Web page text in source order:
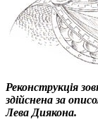
Реконструкція
здійснена за
Лева Диякона.